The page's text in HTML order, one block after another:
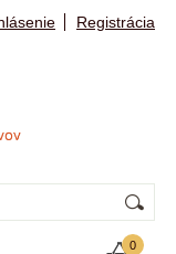
Registrácia
0